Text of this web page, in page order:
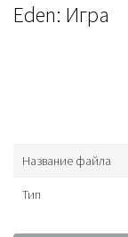
Eden: Игра
Название файла
Тип